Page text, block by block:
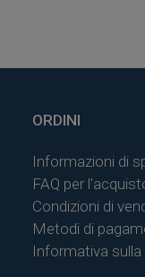
ORDINI
Informazioni di
FAQ per
Condizioni di
Metodi di
Informativa sulla